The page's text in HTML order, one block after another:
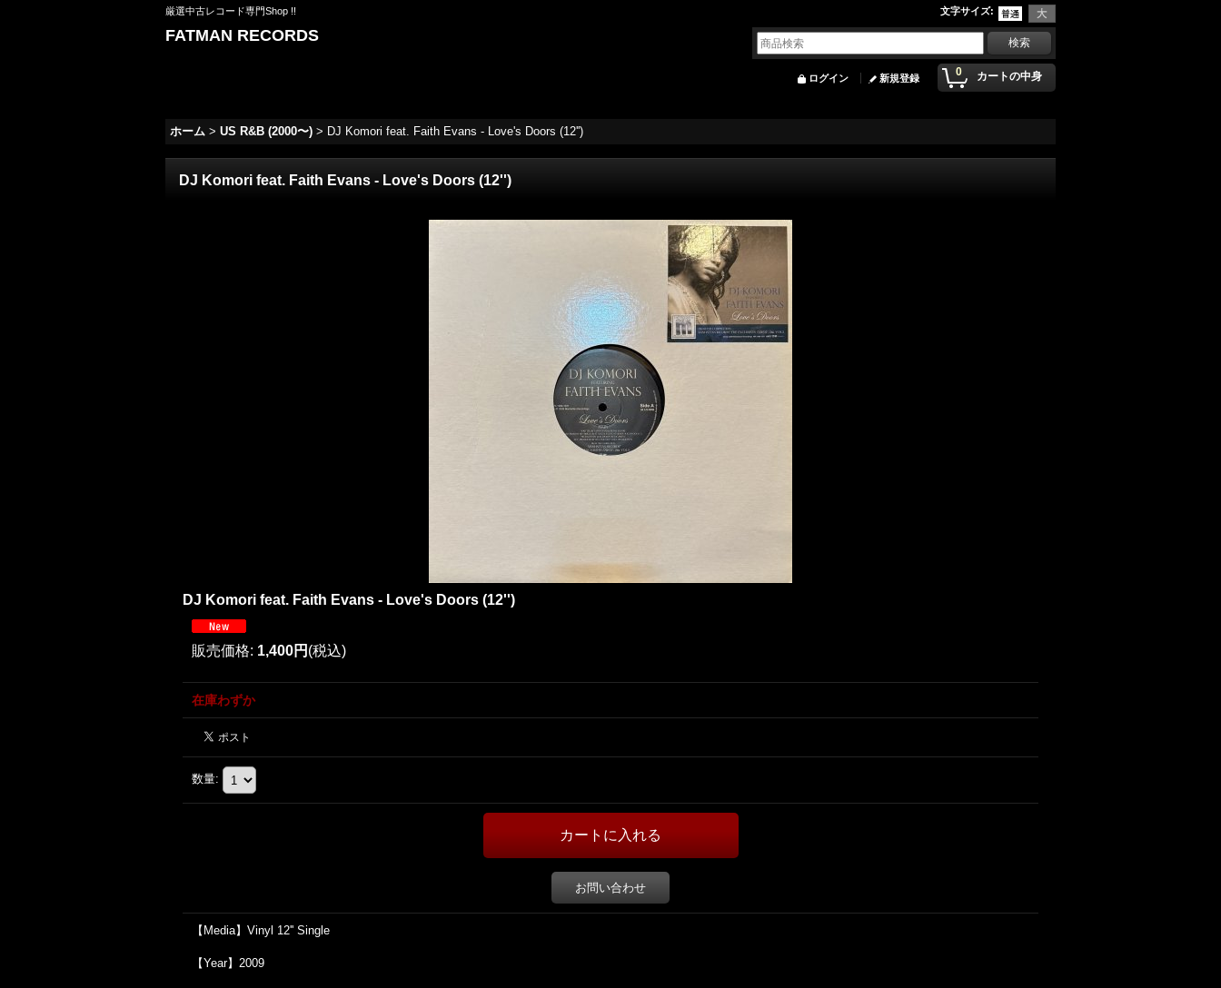
厳選中古レコード専門Shop !! 文字サイズ:
FATMAN RECORDS
0 カートの中身
ログイン 新規登録
ホーム > US R&B (2000〜) > DJ Komori feat. Faith Evans - Love's Doors (12'')
DJ Komori feat. Faith Evans - Love's Doors (12'')
DJ Komori feat. Faith Evans - Love's Doors (12'')
販売価格: 1,400円 (税込)
在庫わずか
数量:
お問い合わせ
【Media】Vinyl 12'' Single
【Year】2009